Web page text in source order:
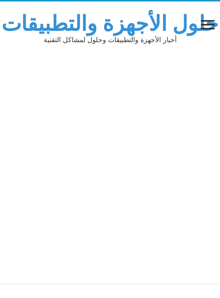
حلول الأجهزة والتطبيقات
أخبار الأجهزة والتطبيقات وحلول لمشاكل التقنية